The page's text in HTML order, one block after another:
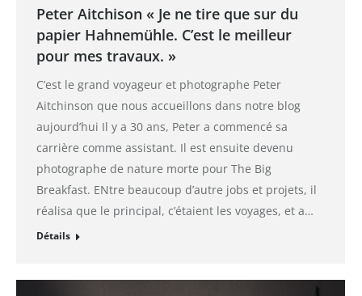
Peter Aitchison « Je ne tire que sur du
papier Hahnemühle. C’est le meilleur
pour mes travaux. »
C’est le grand voyageur et photographe Peter
Aitchinson que nous accueillons dans notre blog
aujourd’hui Il y a 30 ans, Peter a commencé sa
carrière comme assistant. Il est ensuite devenu
photographe de nature morte pour The Big
Breakfast. ENtre beaucoup d’autre jobs et projets, il
réalisa que le principal, c’étaient les voyages, et a…
Détails